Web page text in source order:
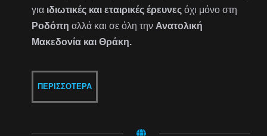
για ιδιωτικές και εταιρικές έρευνες όχι μόνο στη
Ροδόπη αλλά και σε όλη την Ανατολική
Μακεδονία και Θράκη.
ΠΕΡΙΣΣΌΤΕΡΑ